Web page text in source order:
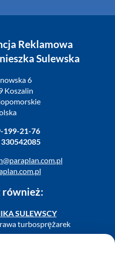
Reklamowa
Sulewska
6
Koszalin
199-21-76
330542085
również:
SULEWSCY
turbosprężarek